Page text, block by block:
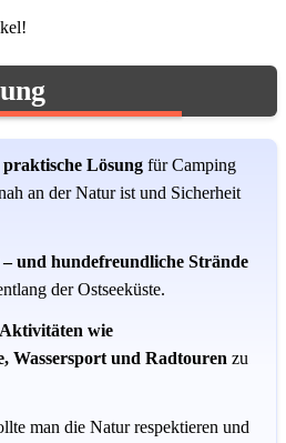
praktische Lösung für Camping
an der Natur ist und Sicherheit
– und hundefreundliche Strände
der Ostseeküste.
Aktivitäten wie
Wassersport und Radtouren zu
man die Natur respektieren und